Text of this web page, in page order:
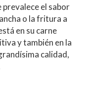
prevalece el sabor
o la fritura a
en su carne
y también en la
calidad,